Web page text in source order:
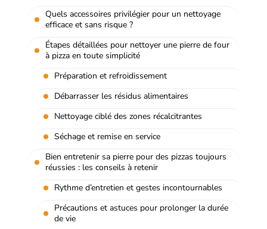
Quels accessoires privilégier pour un nettoyage
efficace et sans risque ?
Étapes détaillées pour nettoyer une pierre de four
à pizza en toute simplicité
Préparation et refroidissement
Débarrasser les résidus alimentaires
Nettoyage ciblé des zones récalcitrantes
Séchage et remise en service
Bien entretenir sa pierre pour des pizzas toujours
réussies : les conseils à retenir
Rythme d’entretien et gestes incontournables
Précautions et astuces pour prolonger la durée
de vie